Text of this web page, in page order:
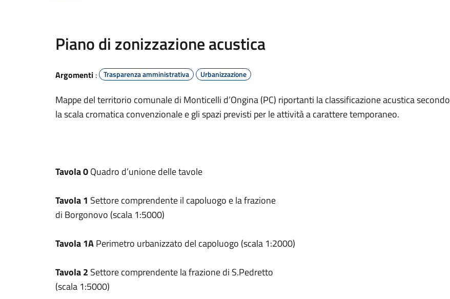
Piano di zonizzazione acustica
Argomenti : Trasparenza amministrativa Urbanizzazione
Mappe del territorio comunale di Monticelli d’Ongina (PC) riportanti la classificazione acustica secondo
la scala cromatica convenzionale e gli spazi previsti per le attività a carattere temporaneo.
Tavola 0Quadro d’unione delle tavole
Tavola 1 Settore comprendente il capoluogo e la frazione
di Borgonovo (scala 1:5000)
Tavola 1APerimetro urbanizzato del capoluogo (scala 1:2000)
Tavola 2 Settore comprendente la frazione di S.Pedretto
(scala 1:5000)